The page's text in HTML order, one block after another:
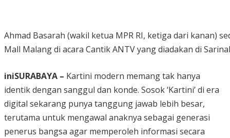
Ahmad Basarah (wakil ketua MPR RI, ketiga dari kanan)
Mall Malang di acara Cantik ANTV yang diadakan di
iniSURABAYA – Kartini modern memang tak hanya
identik dengan sanggul dan konde. Sosok ‘Kartini’ di era
digital sekarang punya tanggung jawab lebih besar,
terutama untuk mengawal anaknya sebagai generasi
penerus bangsa agar memperoleh informasi secara